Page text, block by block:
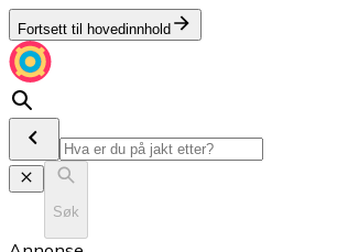
Fortsett til hovedinnhold
Søk